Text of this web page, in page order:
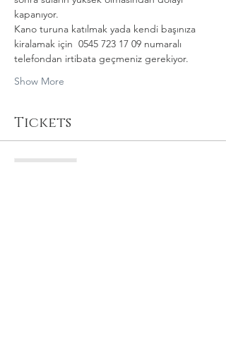
kapanıyor.
Kano turuna katılmak yada kendi başınıza
kiralamak için  0545 723 17 09 numaralı
telefondan irtibata geçmeniz gerekiyor.
Show More
Tickets